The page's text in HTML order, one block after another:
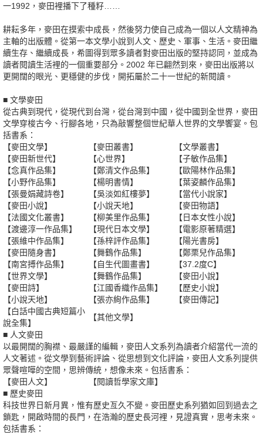
一1992，麥田裡播下了種籽……
耕耘多年，麥田在摸索中成長，然後努力使自己成為一個以人文精神為
主軸的出版體。從第一本文學小說到人文、歷史、軍事、生活。麥田繼
續生存、繼續成長，希圖得到眾多讀者對麥田出版的堅持認同，並成為
讀者閱讀生活裡的一個重要部分。2002 年已翩然到來，麥田出版將以
更開闊的眼光、更穩健的步伐，開拓屬於二十一世紀的新閱讀。
■ 文學麥田
從古典到現代，從現代到台灣，從台灣到中國，從中國到全世界，麥田
文學穿梭古今、行腳各地，只為敲響整個世紀華人世界的文學饗宴。包
括書系：
【麥田文學】
【麥田叢書】
【文學叢書】
【麥田新世代】
【心世界】
【子敏作品集】
【念真作品集】
【鄭清文作品集】
【歐陽林作品集】
【小野作品集】
【楊明書情】
【葉姿麟作品集】
【張曼娟藏詩卷】
【吳淡如紅樓夢】
【當代小說家】
【麥田小說】
【小說天地】
【麥田物語】
【法國文化叢書】
【柳美里作品集】
【日本女性小說】
【渡邊淳一作品集】
【現代日本文學】
【電影原著精選】
【張維中作品集】
【孫梓評作品集】
【陽光書房】
【麥田隨身書】
【舞鶴作品集】
【鄭栗兒作品集】
【南宮搏作品集】
【自生代圖畫書】
【37.2度C】
【世界文學】
【舞鶴作品集】
【麥田小說】
【麥田詩】
【江國香織作品集】
【歷史小說】
【小說天地】
【張亦絢作品集】
【麥田傳記】
【白話中國古典短篇小
說全集】
【其他文學】
■ 人文麥田
以最開闊的胸襟、最嚴謹的編輯，麥田人文系列為讀者介紹當代一流的
人文著述。從文學到藝術評論、從思想到文化評論，麥田人文系列提供
眾聲喧嘩的空間，思辨傳統，想像未來。包括書系：
【麥田人文】
【閱讀哲學家文庫】
■ 歷史麥田
科技世界日新月異，惟有歷史亙久不變。麥田歷史系列猶如回到過去之
鎖匙，開啟時間的長門，在浩瀚的歷史長河裡，見證真實，思考未來。
包括書系：